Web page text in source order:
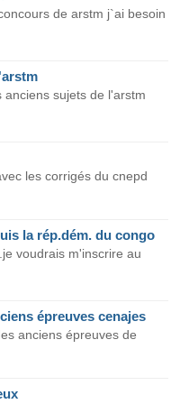
de arstm j`ai besoin
anciens sujets de l'arstm
les corrigés du cnepd
la rép.dém. du congo
voudrais m'inscrire au
épreuves cenajes
anciens épreuves de